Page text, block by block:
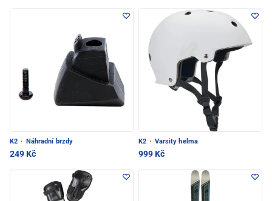
K2 · Náhradní brzdy
249 Kč
K2 · Varsity helma
999 Kč